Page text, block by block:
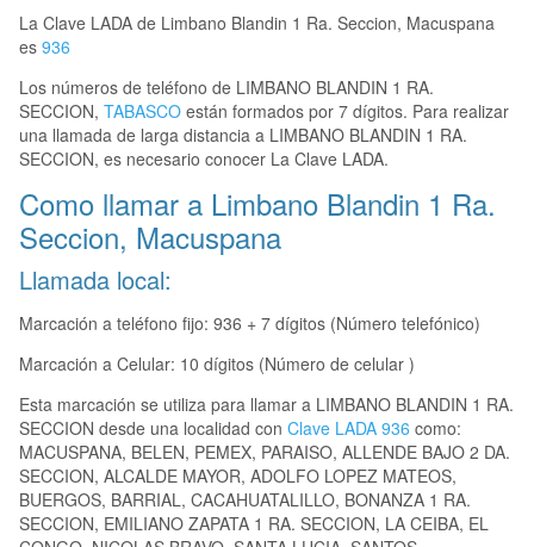
La Clave LADA de Limbano Blandin 1 Ra. Seccion, Macuspana
es 936
Los números de teléfono de LIMBANO BLANDIN 1 RA.
SECCION, TABASCO están formados por 7 dígitos. Para realizar
una llamada de larga distancia a LIMBANO BLANDIN 1 RA.
SECCION, es necesario conocer La Clave LADA.
Como llamar a Limbano Blandin 1 Ra.
Seccion, Macuspana
Llamada local:
Marcación a teléfono fijo: 936 + 7 dígitos (Número telefónico)
Marcación a Celular: 10 dígitos (Número de celular )
Esta marcación se utiliza para llamar a LIMBANO BLANDIN 1 RA.
SECCION desde una localidad con Clave LADA 936 como:
MACUSPANA, BELEN, PEMEX, PARAISO, ALLENDE BAJO 2 DA.
SECCION, ALCALDE MAYOR, ADOLFO LOPEZ MATEOS,
BUERGOS, BARRIAL, CACAHUATALILLO, BONANZA 1 RA.
SECCION, EMILIANO ZAPATA 1 RA. SECCION, LA CEIBA, EL